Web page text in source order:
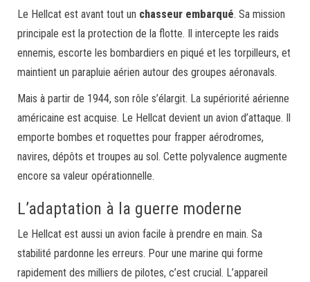
Le Hellcat est avant tout un chasseur embarqué. Sa mission
principale est la protection de la flotte. Il intercepte les raids
ennemis, escorte les bombardiers en piqué et les torpilleurs, et
maintient un parapluie aérien autour des groupes aéronavals.
Mais à partir de 1944, son rôle s’élargit. La supériorité aérienne
américaine est acquise. Le Hellcat devient un avion d’attaque. Il
emporte bombes et roquettes pour frapper aérodromes,
navires, dépôts et troupes au sol. Cette polyvalence augmente
encore sa valeur opérationnelle.
L’adaptation à la guerre moderne
Le Hellcat est aussi un avion facile à prendre en main. Sa
stabilité pardonne les erreurs. Pour une marine qui forme
rapidement des milliers de pilotes, c’est crucial. L’appareil